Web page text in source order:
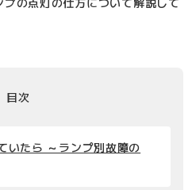
目次
いたら ～ランプ別故障の